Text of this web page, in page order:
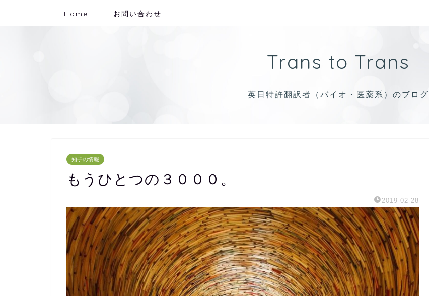
Home お問い合わせ
Trans to Trans
英日特許翻訳者（バイオ・医薬系）のブログ
知子の情報
もうひとつの３０００。
2019-02-28